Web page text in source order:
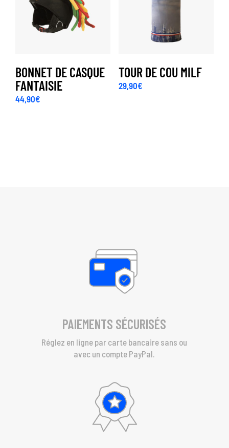
BONNET DE CASQUE
FANTAISIE
44,90€
TOUR DE COU MILF
29,90€
PAIEMENTS SÉCURISÉS
Réglez en ligne par carte bancaire sans ou
avec un compte PayPal.